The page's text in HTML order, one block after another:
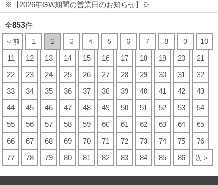
※【2026年GW期間の営業日のお知らせ】※
全853件
＜前
1 2 3 4 5 6 7 8 9
10
11
12 13 14 15 16 17 18 19 20
21
22
23 24 25 26 27 28 29 30 31
32
33
34 35 36 37 38 39 40 41 42
43
44
45 46 47 48 49 50 51 52 53
54
55
56 57 58 59 60 61 62 63 64
65
66
67 68 69 70 71 72 73 74 75
76
77
78 79 80 81 82 83 84 85 86 次＞